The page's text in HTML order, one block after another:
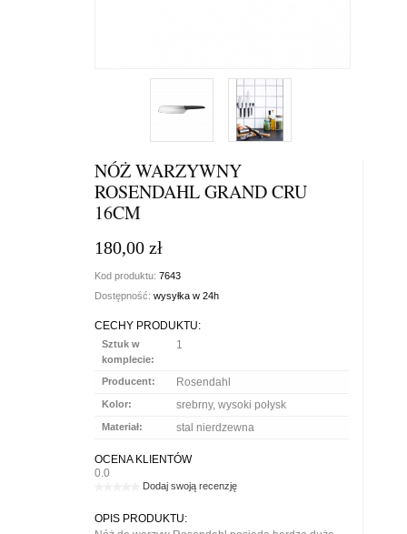
NÓŻ WARZYWNY
ROSENDAHL GRAND CRU
16CM
180,00 zł
Kod produktu:7643
Dostępność:wysyłka w 24h
CECHY PRODUKTU:
Sztuk w
komplecie:
1
Producent: Rosendahl
Kolor: srebrny, wysoki połysk
Materiał: stal nierdzewna
OCENA KLIENTÓW
0.0
Dodaj swoją recenzję
OPIS PRODUKTU: